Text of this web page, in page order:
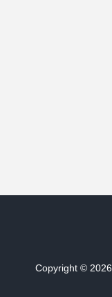
Copyright © 2026